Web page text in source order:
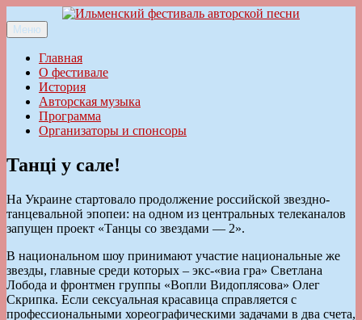
к
содержимому
Ильменский фестиваль авторской песни
Меню
Главная
О фестивале
История
Авторская музыка
Программа
Организаторы и спонсоры
Танцi у сале!
На Украине стартовало продолжение российской звездно-
танцевальной эпопеи: на одном из центральных телеканалов
запущен проект «Танцы со звездами — 2».
В национальном шоу принимают участие национальные же
звезды, главные среди которых – экс-«виа гра» Светлана
Лобода и фронтмен группы «Вопли Видоплясова» Олег
Скрипка. Если сексуальная красавица справляется с
профессиональными хореографическими задачами в два счета,